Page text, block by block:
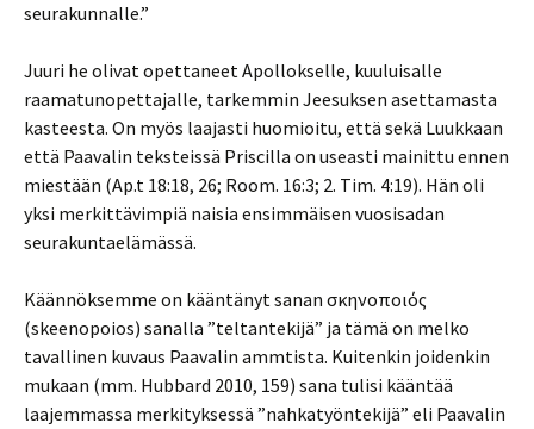
seurakunnalle.”
Juuri he olivat opettaneet Apollokselle, kuuluisalle
raamatunopettajalle, tarkemmin Jeesuksen asettamasta
kasteesta. On myös laajasti huomioitu, että sekä Luukkaan
että Paavalin teksteissä Priscilla on useasti mainittu ennen
miestään (Ap.t 18:18, 26; Room. 16:3; 2. Tim. 4:19). Hän oli
yksi merkittävimpiä naisia ensimmäisen vuosisadan
seurakuntaelämässä.
Käännöksemme on kääntänyt sanan σκηνοποιός
(skeenopoios) sanalla ”teltantekijä” ja tämä on melko
tavallinen kuvaus Paavalin ammtista. Kuitenkin joidenkin
mukaan (mm. Hubbard 2010, 159) sana tulisi kääntää
laajemmassa merkityksessä ”nahkatyöntekijä” eli Paavalin